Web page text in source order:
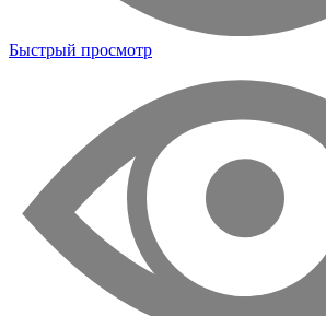
Быстрый просмотр